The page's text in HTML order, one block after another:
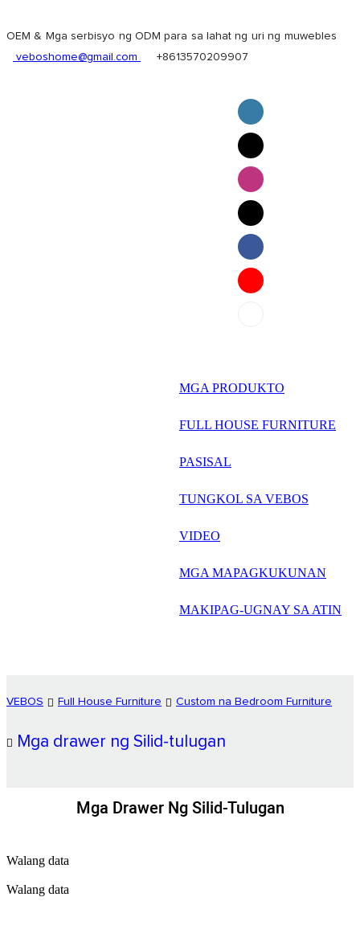
OEM & Mga serbisyo ng ODM para sa lahat ng uri ng muwebles
veboshome@gmail.com
+8613570209907
English
Pilipino
ภาษาไทย
français
العربية
MGA PRODUKTO
FULL HOUSE FURNITURE
PASISAL
TUNGKOL SA VEBOS
VIDEO
MGA MAPAGKUKUNAN
MAKIPAG-UGNAY SA ATIN
VEBOS Full House Furniture Custom na Bedroom Furniture
Mga drawer ng Silid-tulugan
Mga Drawer Ng Silid-Tulugan
Walang data
Walang data